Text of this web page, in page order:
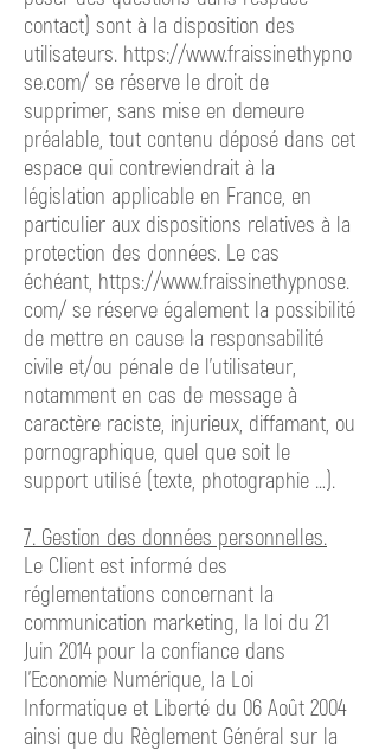
contact) sont à la disposition des
utilisateurs. https://www.fraissinethypno
se.com/ se réserve le droit de
supprimer, sans mise en demeure
préalable, tout contenu déposé dans cet
espace qui contreviendrait à la
législation applicable en France, en
particulier aux dispositions relatives à la
protection des données. Le cas
échéant, https://www.fraissinethypnose.
com/ se réserve également la possibilité
de mettre en cause la responsabilité
civile et/ou pénale de l’utilisateur,
notamment en cas de message à
caractère raciste, injurieux, diffamant, ou
pornographique, quel que soit le
support utilisé (texte, photographie …).
7. Gestion des données personnelles.
Le Client est informé des
réglementations concernant la
communication marketing, la loi du 21
Juin 2014 pour la confiance dans
l’Economie Numérique, la Loi
Informatique et Liberté du 06 Août 2004
ainsi que du Règlement Général sur la